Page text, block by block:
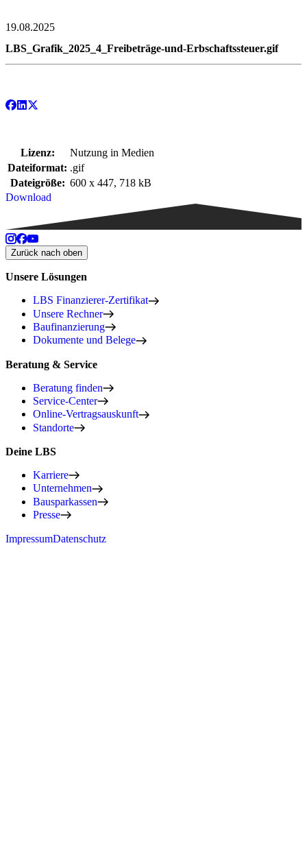
19.08.2025
LBS_Grafik_2025_4_Freibeträge-und-Erbschaftssteuer.gif
Lizenz:
Nutzung in Medien
Dateiformat: .gif
Dateigröße: 600 x 447, 718 kB
Download
Zurück nach oben
Unsere Lösungen
LBS Finanzierer-Zertifikat
Unsere Rechner
Baufinanzierung
Dokumente und Belege
Beratung & Service
Beratung finden
Service-Center
Online-Vertragsauskunft
Standorte
Deine LBS
Karriere
Unternehmen
Bausparkassen
Presse
ImpressumDatenschutz